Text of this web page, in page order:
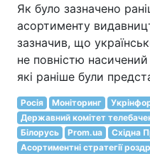
Як було зазначено
асортименту
зазначив, що
не повністю
які раніше були
Росія Моніторинг
Державний комітет
Білорусь
Prom.ua Східна
Асортиментні стратегії